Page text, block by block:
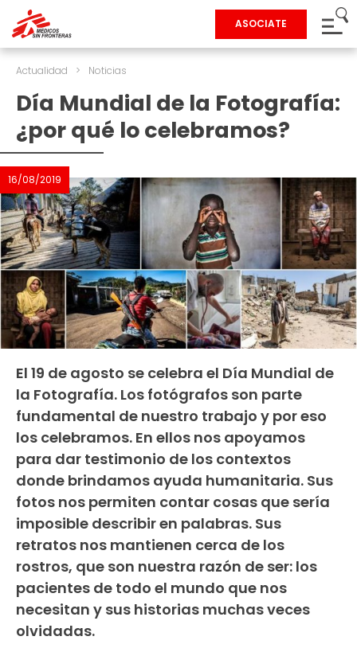
ASOCIATE
Actualidad > Noticias
Día Mundial de la Fotografía:
¿por qué lo celebramos?
16/08/2019
El 19 de agosto se celebra el Día Mundial de
la Fotografía. Los fotógrafos son parte
fundamental de nuestro trabajo y por eso
los celebramos. En ellos nos apoyamos
para dar testimonio de los contextos
donde brindamos ayuda humanitaria. Sus
fotos nos permiten contar cosas que sería
imposible describir en palabras. Sus
retratos nos mantienen cerca de los
rostros, que son nuestra razón de ser: los
pacientes de todo el mundo que nos
necesitan y sus historias muchas veces
olvidadas.